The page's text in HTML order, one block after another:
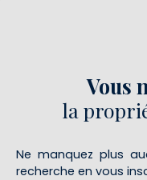
Vous
la
Ne manquez plus
recherche en vous